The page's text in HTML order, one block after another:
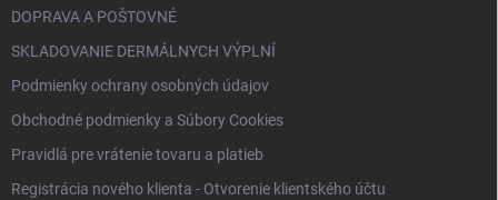
DOPRAVA A POŠTOVNÉ
SKLADOVANIE DERMÁLNYCH VÝPLNÍ
Podmienky ochrany osobných údajov
Obchodné podmienky a Súbory Cookies
Pravidlá pre vrátenie tovaru a platieb
Registrácia nového klienta - Otvorenie klientského účtu